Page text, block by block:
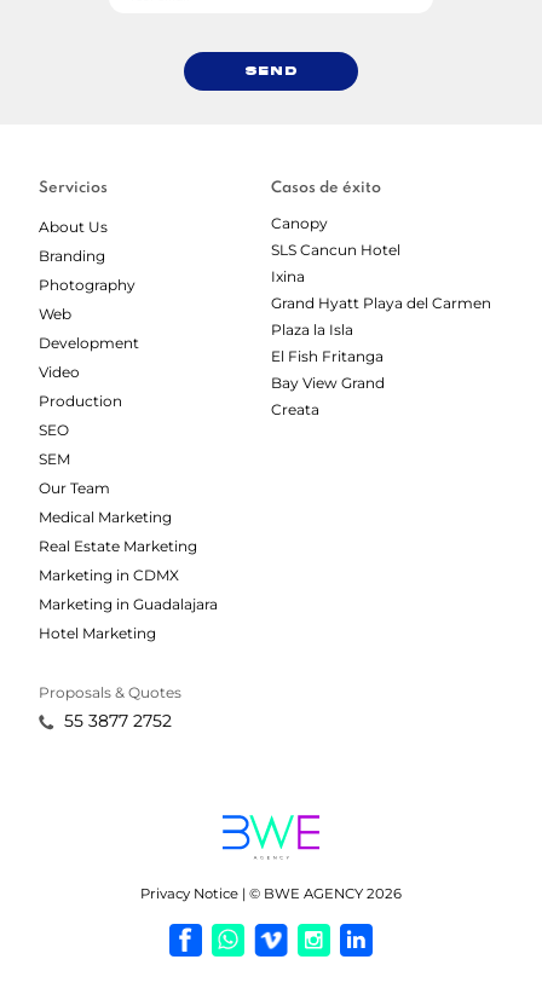
Send
Servicios
About Us
Branding
Photography
Web
Development
Video
Production
SEO
SEM
Our Team
Medical Marketing
Real Estate Marketing
Marketing in CDMX
Marketing in Guadalajara
Hotel Marketing
Proposals & Quotes
55 3877 2752
Casos de éxito
Canopy
SLS Cancun Hotel
Ixina
Grand Hyatt Playa del Carmen
Plaza la Isla
El Fish Fritanga
Bay View Grand
Creata
Privacy Notice | © BWE AGENCY 2026